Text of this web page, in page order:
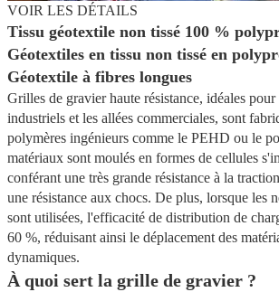
VOIR LES DÉTAILS
Tissu géotextile non tissé 100 %
Géotextiles en tissu non tissé en
Géotextile à fibres longues
Grilles de gravier haute résistance, idéales
industriels et les allées commerciales, sont
polymères ingénieurs comme le PEHD ou le
matériaux sont moulés en formes de cellules
conférant une très grande résistance à la
une résistance aux chocs. De plus, lorsque les
sont utilisées, l'efficacité de distribution de
60 %, réduisant ainsi le déplacement des
dynamiques.
À quoi sert la grille de gravier ?